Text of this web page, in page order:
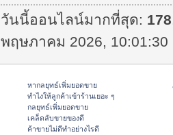
วันนี้ออนไลน์มากที่สุด: 178
พฤษภาคม 2026, 10:01:30
หากลยุทธ์เพิ่มยอดขาย
ทําไงให้ลูกค้าเข้าร้านเยอะ ๆ
กลยุทธ์เพิ่มยอดขาย
เคล็ดลับขายของดี
ค้าขายไม่ดีทำอย่างไรดี